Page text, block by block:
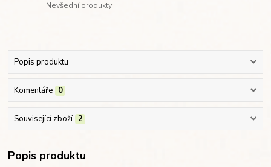
Nevšední produkty
Popis produktu
Komentáře 0
Související zboží 2
Popis produktu